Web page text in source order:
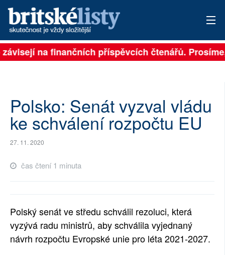
PŘIHLÁSIT
ARCHIV
ROZHOVORY
TÉMATA
NEJČTENĚJŠÍ ZA 7 DNÍ
PŘÍSPĚVKY NA PROVOZ
SOCIÁLNÍ SÍTĚ
na finančních příspěvcích čtenářů.
Polsko: Senát vyzval vládu
ke schválení rozpočtu EU
27. 11. 2020
čas čtení 1 minuta
Polský senát ve středu schválil rezoluci, která
vyzývá radu ministrů, aby schválila vyjednaný
návrh rozpočtu Evropské unie pro léta 2021-2027.